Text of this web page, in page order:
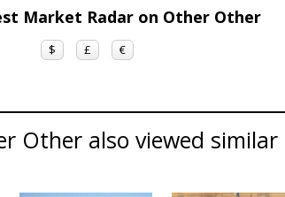
Market Radar on Other Other
$ £ €
Other also viewed